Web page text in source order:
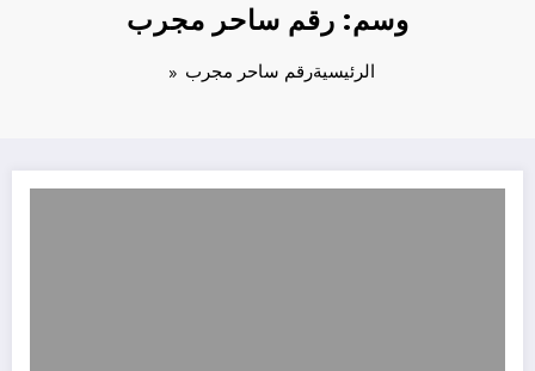
وسم: رقم ساحر مجرب
الرئيسيةرقم ساحر مجرب